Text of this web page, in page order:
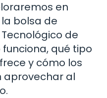
en
bolsa de
de
qué tipo
y cómo los
aprovechar al